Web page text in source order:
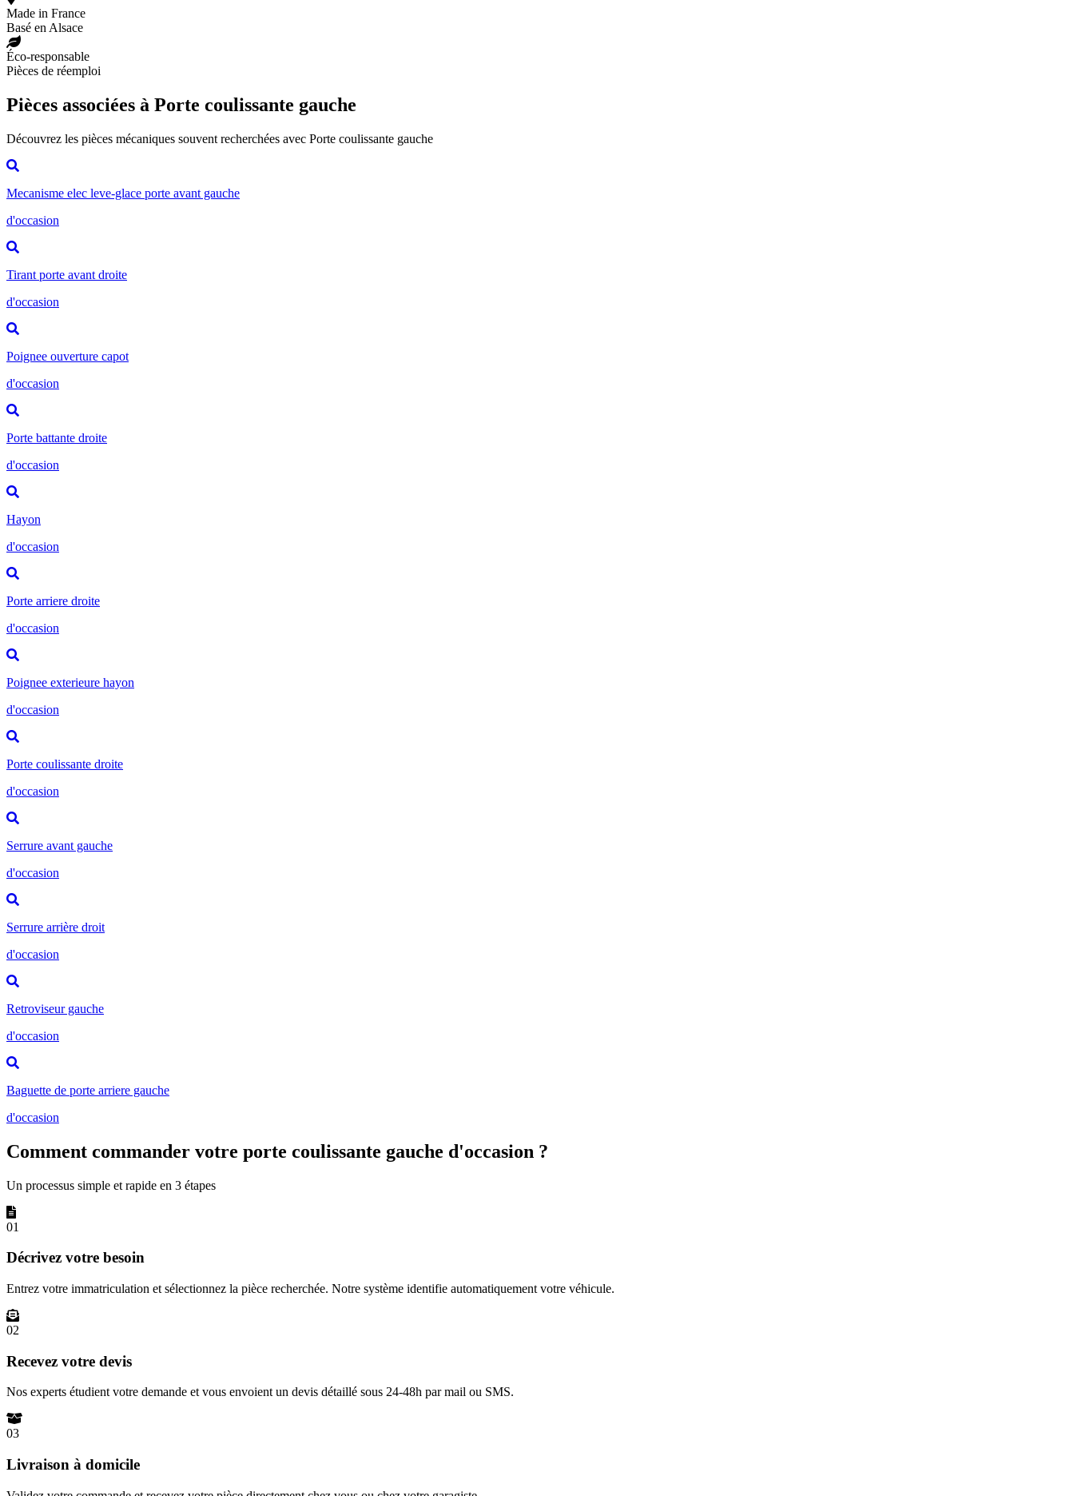
Made in France
Basé en Alsace
Éco-responsable
Pièces de réemploi
Pièces associées à Porte coulissante gauche
Découvrez les pièces mécaniques souvent recherchées avec Porte coulissante gauche
Mecanisme elec leve-glace porte avant gauche
d'occasion
Tirant porte avant droite
d'occasion
Poignee ouverture capot
d'occasion
Porte battante droite
d'occasion
Hayon
d'occasion
Porte arriere droite
d'occasion
Poignee exterieure hayon
d'occasion
Porte coulissante droite
d'occasion
Serrure avant gauche
d'occasion
Serrure arrière droit
d'occasion
Retroviseur gauche
d'occasion
Baguette de porte arriere gauche
d'occasion
Comment commander votre porte coulissante gauche d'occasion ?
Un processus simple et rapide en 3 étapes
01
Décrivez votre besoin
Entrez votre immatriculation et sélectionnez la pièce recherchée. Notre système identifie automatiquement votre véhicule.
02
Recevez votre devis
Nos experts étudient votre demande et vous envoient un devis détaillé sous 24-48h par mail ou SMS.
03
Livraison à domicile